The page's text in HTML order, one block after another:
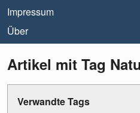
Impressum
Über
Artikel mit Tag
Verwandte Tags